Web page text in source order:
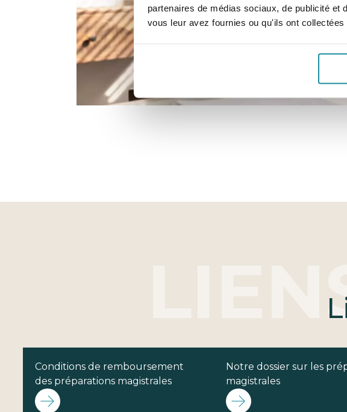
partenaires de médias sociaux, de publicité
vous leur avez fournies ou qu'ils ont
Conditions de remboursement
des préparations magistrales
Notre dossier sur les
magistrales